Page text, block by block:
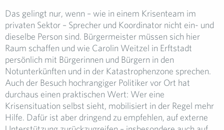
Das gelingt nur, wenn – wie in einem Krisenteam im
privaten Sektor – Sprecher und Koordinator nicht ein- und
dieselbe Person sind. Bürgermeister müssen sich hier
Raum schaffen und wie Carolin Weitzel in Erftstadt
persönlich mit Bürgerinnen und Bürgern in den
Notunterkünften und in der Katastrophenzone sprechen.
Auch der Besuch hochrangiger Politiker vor Ort hat
durchaus einen praktischen Wert: Wer eine
Krisensituation selbst sieht, mobilisiert in der Regel mehr
Hilfe. Dafür ist aber dringend zu empfehlen, auf externe